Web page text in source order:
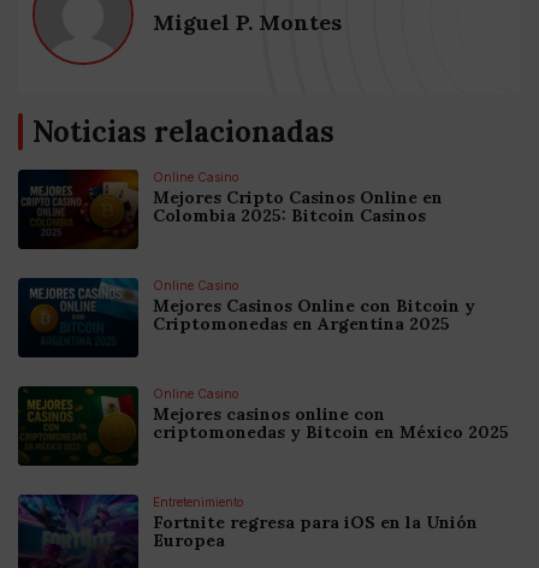
Miguel P. Montes
Noticias relacionadas
Online Casino
Mejores Cripto Casinos Online en
Colombia 2025: Bitcoin Casinos
Online Casino
Mejores Casinos Online con Bitcoin y
Criptomonedas en Argentina 2025
Online Casino
Mejores casinos online con
criptomonedas y Bitcoin en México 2025
Entretenimiento
Fortnite regresa para iOS en la Unión
Europea